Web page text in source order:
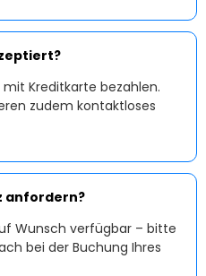
Kreditkarte bezahlen.
zudem kontaktloses
anfordern?
Wunsch verfügbar – bitte
bei der Buchung Ihres